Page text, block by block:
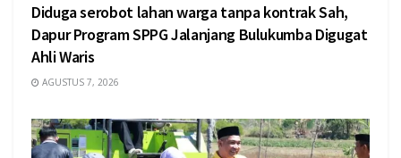
Diduga serobot lahan warga tanpa kontrak Sah,
Dapur Program SPPG Jalanjang Bulukumba Digugat
Ahli Waris
AGUSTUS 7, 2026